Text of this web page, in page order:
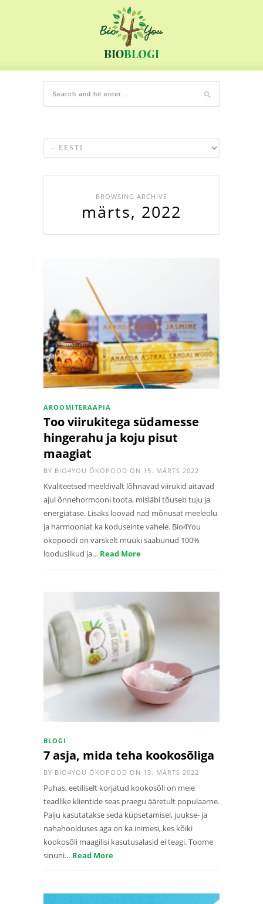
BROWSING ARCHIVE
märts, 2022
AROOMITERAAPIA
Too viirukitega südamesse
hingerahu ja koju pisut
maagiat
BY BIO4YOU ÖKOPOOD ON 15. MÄRTS 2022
Kvaliteetsed meeldivalt lõhnavad viirukid aitavad
ajul õnnehormooni toota, misläbi tõuseb tuju ja
energiatase. Lisaks loovad nad mõnusat meeleolu
ja harmooniat ka koduseinte vahele. Bio4You
ökopoodi on värskelt müüki saabunud 100%
looduslikud ja… Read More
BLOGI
7 asja, mida teha kookosõliga
BY BIO4YOU ÖKOPOOD ON 13. MÄRTS 2022
Puhas, eetiliselt korjatud kookosõli on meie
teadlike klientide seas praegu ääretult populaarne.
Palju kasutatakse seda küpsetamisel, juukse- ja
nahahoolduses aga on ka inimesi, kes kõiki
kookosõli maagilisi kasutusalasid ei teagi. Toome
sinuni… Read More